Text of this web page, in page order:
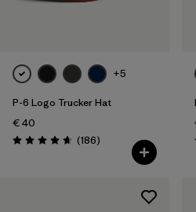
Filtra per
Prezzo
Filtra per
Caratteristiche
Filtra per
Tessuto
+5
P-6 Logo Trucker Hat
€ 40
Valutazione: 4.7 / 5
(186Recensioni
)